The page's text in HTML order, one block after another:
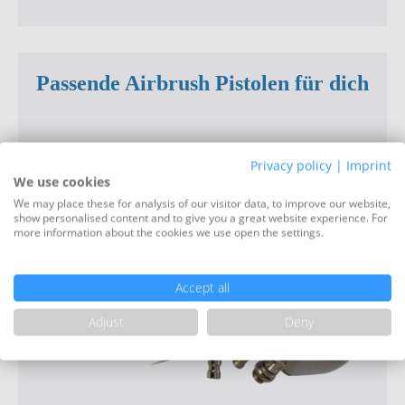
Passende Airbrush Pistolen für dich
Airbrush
für
dich
Privacy policy | Imprint
We use cookies
We may place these for analysis of our visitor data, to improve our website,
show personalised content and to give you a great website experience. For
more information about the cookies we use open the settings.
Accept all
Adjust
Deny